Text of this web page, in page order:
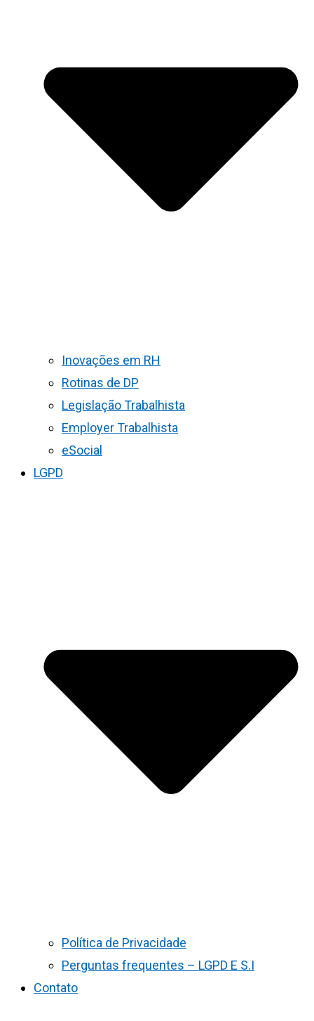
Inovações em RH
Rotinas de DP
Legislação Trabalhista
Employer Trabalhista
eSocial
LGPD
Política de Privacidade
Perguntas frequentes – LGPD E S.I
Contato